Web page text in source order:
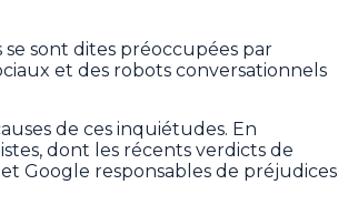
sont dites préoccupées par
et des robots conversationnels
de ces inquiétudes. En
dont les récents verdicts de
Google responsables de préjudices